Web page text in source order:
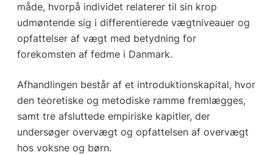
måde, hvorpå individet relaterer til sin krop
udmøntende sig i differentierede vægtniveauer og
opfattelser af vægt med betydning for
forekomsten af fedme i Danmark.
Afhandlingen består af et introduktionskapital, hvor
den teoretiske og metodiske ramme fremlægges,
samt tre afsluttede empiriske kapitler, der
undersøger overvægt og opfattelsen af overvægt
hos voksne og børn.